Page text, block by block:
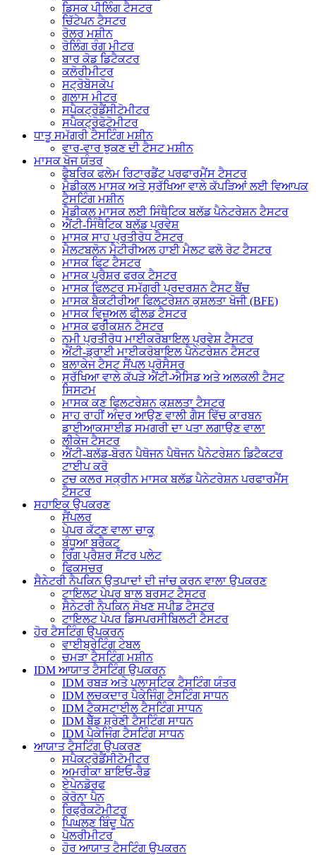
ਡਿਸਕ ਪੀਲਿੰਗ ਟੈਸਟਰ
ਚਿੱਟੇਪਨ ਟੈਸਟਰ
ਰੋਲਰ ਮਸ਼ੀਨ
ਰੋਲਿੰਗ ਰੰਗ ਮੀਟਰ
ਬਾਰ ਕੋਡ ਡਿਟੈਕਟਰ
ਕਲੋਰੀਮੀਟਰ
ਸਟ੍ਰੋਬੋਸਕੋਪ
ਗਲਾਸ ਮੀਟਰ
ਸਪੈਕਟ੍ਰੋਡੈਂਸੀਟੋਮੀਟਰ
ਸਪੈਕਟ੍ਰੋਫੋਟੋਮੀਟਰ
ਧਾਤੂ ਸਮੱਗਰੀ ਟੈਸਟਿੰਗ ਮਸ਼ੀਨ
ਵਾਰ-ਵਾਰ ਝੁਕਣ ਦੀ ਟੈਸਟ ਮਸ਼ੀਨ
ਮਾਸਕ ਖੋਜ ਯੰਤਰ
ਫੈਬਰਿਕ ਫਲੇਮ ਰਿਟਾਰਡੈਂਟ ਪਰਫਾਰਮੈਂਸ ਟੈਸਟਰ
ਮੈਡੀਕਲ ਮਾਸਕ ਅਤੇ ਸੁਰੱਖਿਆ ਵਾਲੇ ਕੱਪੜਿਆਂ ਲਈ ਵਿਆਪਕ
ਟੈਸਟਿੰਗ ਮਸ਼ੀਨ
ਮੈਡੀਕਲ ਮਾਸਕ ਲਈ ਸਿੰਥੈਟਿਕ ਬਲੱਡ ਪੈਨੇਟਰੇਸ਼ਨ ਟੈਸਟਰ
ਐਂਟੀ-ਸਿੰਥੈਟਿਕ ਬਲੱਡ ਪ੍ਰਵੇਸ਼
ਮਾਸਕ ਸਾਹ ਪ੍ਰਤੀਰੋਧ ਟੈਸਟਰ
ਮੈਲਟਬਲੋਨ ਮੈਟੀਰੀਅਲ ਹਾਈ ਮੈਲਟ ਫਲੋ ਰੇਟ ਟੈਸਟਰ
ਮਾਸਕ ਫਿਟ ਟੈਸਟਰ
ਮਾਸਕ ਪ੍ਰੈਸ਼ਰ ਫਰਕ ਟੈਸਟਰ
ਮਾਸਕ ਫਿਲਟਰ ਸਮੱਗਰੀ ਪ੍ਰਦਰਸ਼ਨ ਟੈਸਟ ਬੈਂਚ
ਮਾਸਕ ਬੈਕਟੀਰੀਆ ਫਿਲਟਰੇਸ਼ਨ ਕੁਸ਼ਲਤਾ ਖੋਜੀ (BFE)
ਮਾਸਕ ਵਿਜ਼ੂਅਲ ਫੀਲਡ ਟੈਸਟਰ
ਮਾਸਕ ਫਰੀਕਸ਼ਨ ਟੈਸਟਰ
ਨਮੀ ਪ੍ਰਤੀਰੋਧ ਮਾਈਕਰੋਬਾਇਲ ਪ੍ਰਵੇਸ਼ ਟੈਸਟਰ
ਐਂਟੀ-ਡ੍ਰਾਈ ਮਾਈਕਰੋਬਾਇਲ ਪੈਨੇਟਰੇਸ਼ਨ ਟੈਸਟਰ
ਬਲਾਕੇਜ ਟੈਸਟ ਸੈਂਪਲ ਪ੍ਰੋਸੈਸਰ
ਸੁਰੱਖਿਆ ਵਾਲੇ ਕੱਪੜੇ ਐਂਟੀ-ਐਸਿਡ ਅਤੇ ਅਲਕਲੀ ਟੈਸਟ
ਸਿਸਟਮ
ਮਾਸਕ ਕਣ ਫਿਲਟਰੇਸ਼ਨ ਕੁਸ਼ਲਤਾ ਟੈਸਟਰ
ਸਾਹ ਰਾਹੀਂ ਅੰਦਰ ਆਉਣ ਵਾਲੀ ਗੈਸ ਵਿੱਚ ਕਾਰਬਨ
ਡਾਈਆਕਸਾਈਡ ਸਮਗਰੀ ਦਾ ਪਤਾ ਲਗਾਉਣ ਵਾਲਾ
ਲੀਕੇਜ ਟੈਸਟਰ
ਐਂਟੀ-ਬਲੱਡ-ਬੋਰਨ ਪੈਥੋਜਨ ਪੈਥੋਜਨ ਪੈਨੇਟਰੇਸ਼ਨ ਡਿਟੈਕਟਰ
ਟਾਈਪ ਕਰੋ
ਟਚ ਕਲਰ ਸਕ੍ਰੀਨ ਮਾਸਕ ਬਲੱਡ ਪੈਨੇਟਰੇਸ਼ਨ ਪਰਫਾਰਮੈਂਸ
ਟੈਸਟਰ
ਸਹਾਇਕ ਉਪਕਰਣ
ਸੈਂਪਲਰ
ਪੇਪਰ ਕੱਟਣ ਵਾਲਾ ਚਾਕੂ
ਬੰਧੂਆ ਬਰੈਕਟ
ਰਿੰਗ ਪ੍ਰੈਸ਼ਰ ਸੈਂਟਰ ਪਲੇਟ
ਫਿਕਸਚਰ
ਸੈਨੇਟਰੀ ਨੈਪਕਿਨ ਉਤਪਾਦਾਂ ਦੀ ਜਾਂਚ ਕਰਨ ਵਾਲਾ ਉਪਕਰਣ
ਟਾਇਲਟ ਪੇਪਰ ਬਾਲ ਬਰਸਟ ਟੈਸਟਰ
ਸੈਨੇਟਰੀ ਨੈਪਕਿਨ ਸੋਖਣ ਸਪੀਡ ਟੈਸਟਰ
ਟਾਇਲਟ ਪੇਪਰ ਡਿਸਪਰਸੀਬਿਲਟੀ ਟੈਸਟਰ
ਹੋਰ ਟੈਸਟਿੰਗ ਉਪਕਰਨ
ਵਾਈਬ੍ਰੇਟਿੰਗ ਟੇਬਲ
ਚਮੜਾ ਟੈਸਟਿੰਗ ਮਸ਼ੀਨ
IDM ਆਯਾਤ ਟੈਸਟਿੰਗ ਉਪਕਰਨ
IDM ਰਬੜ ਅਤੇ ਪਲਾਸਟਿਕ ਟੈਸਟਿੰਗ ਯੰਤਰ
IDM ਲਚਕਦਾਰ ਪੈਕੇਜਿੰਗ ਟੈਸਟਿੰਗ ਸਾਧਨ
IDM ਟੈਕਸਟਾਈਲ ਟੈਸਟਿੰਗ ਸਾਧਨ
IDM ਬੈੱਡ ਸ਼੍ਰੇਣੀ ਟੈਸਟਿੰਗ ਸਾਧਨ
IDM ਪੈਕੇਜਿੰਗ ਟੈਸਟਿੰਗ ਸਾਧਨ
ਆਯਾਤ ਟੈਸਟਿੰਗ ਉਪਕਰਣ
ਸਪੈਕਟ੍ਰੋਡੈਂਸੀਟੋਮੀਟਰ
ਅਮਰੀਕਾ ਬਾਇਓ-ਰੈਡ
ਏਪੇਨਡੋਰਫ
ਕੋਰੋਨਾ ਪੈਨ
ਰਿਫ੍ਰੈਕਟੋਮੀਟਰ
ਪਿਘਲਣ ਬਿੰਦੂ ਪੈੱਨ
ਪੋਲਰੀਮੀਟਰ
ਹੋਰ ਆਯਾਤ ਟੈਸਟਿੰਗ ਉਪਕਰਨ